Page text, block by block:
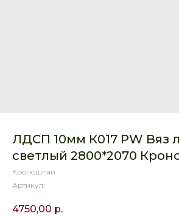
ЛДСП 10мм К017 PW Вяз
светлый 2800*2070
Кроношпан
Артикул:
4750,00 р.